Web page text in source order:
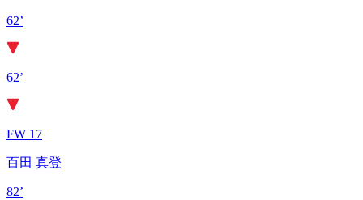
62’
62’
FW 17
百田 真登
82’